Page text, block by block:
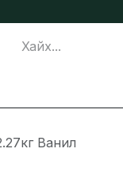
Ванил